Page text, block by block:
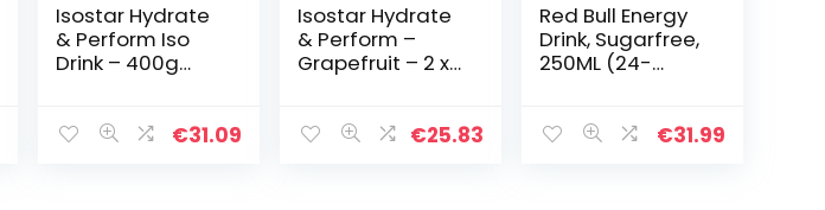
Isostar Hydrate
& Perform Iso
Drink – 400g
elektrolyt
€31.09
Isostar Hydrate
& Perform –
Grapefruit – 2 x
originele 1000 ml
€25.83
Red Bull Energy
Drink, Sugarfree,
250ML (24-
€31.99